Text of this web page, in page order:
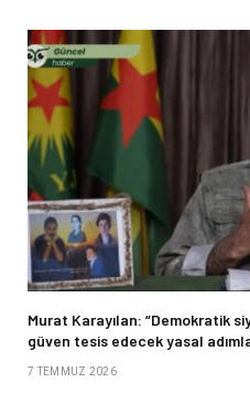
Murat Karayılan: “Demokratik
güven tesis edecek yasal
7 TEMMUZ 2026